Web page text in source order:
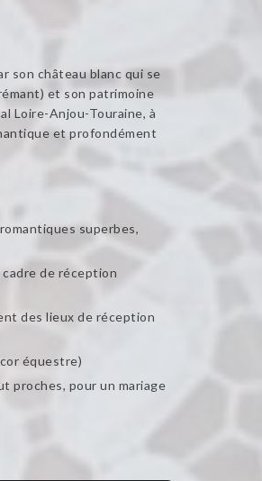
son château blanc qui se
et son patrimoine
Loire-Anjou-Touraine, à
et profondément
superbes,
de réception
des lieux de réception
équestre)
proches, pour un mariage